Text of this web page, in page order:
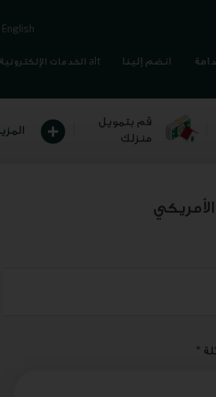
English
انضم إلينا alt الخدمات الإلكترونية
قم بتمويل
منزلك
*